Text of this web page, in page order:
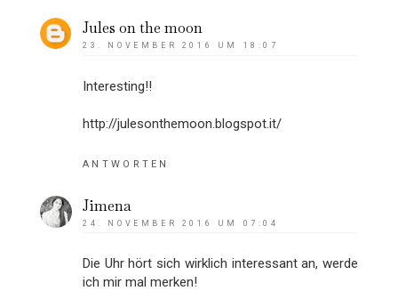
Jules on the moon
23. NOVEMBER 2016 UM 18:07
Interesting!!
http://julesonthemoon.blogspot.it/
ANTWORTEN
Jimena
24. NOVEMBER 2016 UM 07:04
Die Uhr hört sich wirklich interessant an, werde
ich mir mal merken!